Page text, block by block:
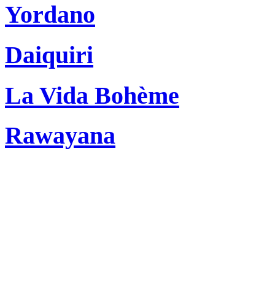
Yordano
Daiquiri
La Vida Bohème
Rawayana